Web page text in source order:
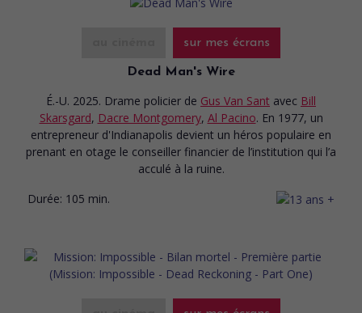
sur mes écrans
Dead Man's Wire
É.-U. 2025. Drame policier de Gus Van Sant avec Bill
Skarsgard, Dacre Montgomery, Al Pacino. En 1977, un
entrepreneur d'Indianapolis devient un héros populaire en
prenant en otage le conseiller financier de l’institution qui l’a
acculé à la ruine.
Durée: 105 min.